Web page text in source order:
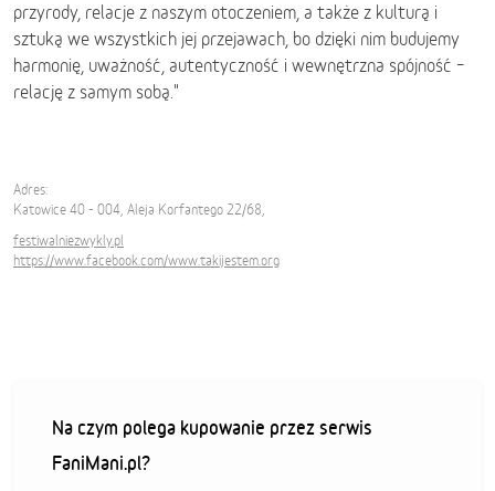
przyrody, relacje z naszym otoczeniem, a także z kulturą i
sztuką we wszystkich jej przejawach, bo dzięki nim budujemy
harmonię, uważność, autentyczność i wewnętrzna spójność –
relację z samym sobą."
Adres:
Katowice 40 - 004, Aleja Korfantego 22/68,
festiwalniezwykly.pl
https://www.facebook.com/www.takijestem.org
Na czym polega kupowanie przez serwis
FaniMani.pl?